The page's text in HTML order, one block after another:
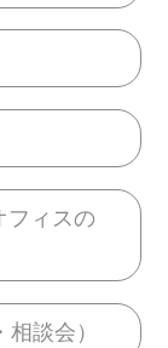
フィスの
談会）